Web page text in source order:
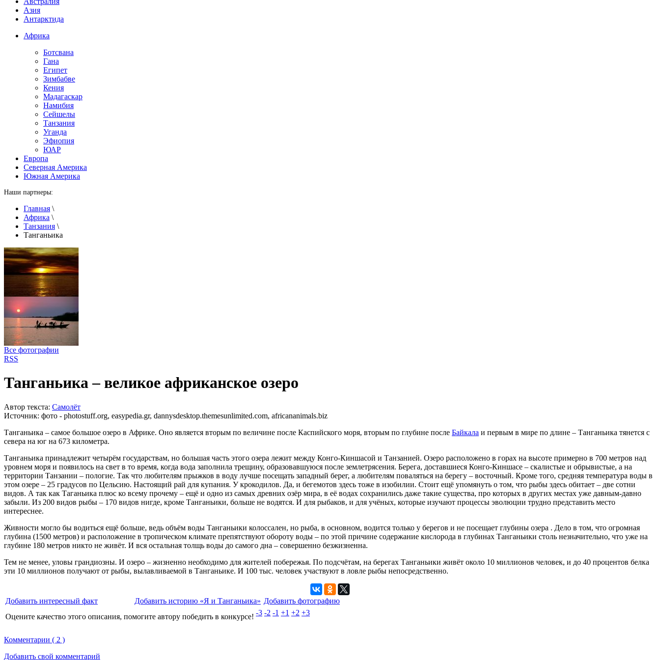
Азия
Антарктида
Африка
Ботсвана
Гана
Египет
Зимбабве
Кения
Мадагаскар
Намибия
Сейшелы
Танзания
Уганда
Эфиопия
ЮАР
Европа
Северная Америка
Южная Америка
Наши партнеры:
Главная \
Африка \
Танзания \
Танганьика
Все фотографии
RSS
Танганьика – великое африканское озеро
Автор текста: Самолёт
Источник: фото - photostuff.org, easypedia.gr, dannysdesktop.themesunlimited.com, africananimals.biz
Танганьика – самое большое озеро в Африке. Оно является вторым по величине после Каспийского моря, вторым по глубине после Байкала и первым в мире по длине – Танганьика тянется с
севера на юг на 673 километра.
Танганьика принадлежит четырём государствам, но большая часть этого озера лежит между Конго-Киншасой и Танзанией. Озеро расположено в горах на высоте примерно в 700 метров над
уровнем моря и появилось на свет в то время, когда вода заполнила трещину, образовавшуюся после землетрясения. Берега, доставшиеся Конго-Киншасе – скалистые и обрывистые, а на
территории Танзании – пологие. Так что любителям прыжков в воду лучше посещать западный берег, а любителям поваляться на берегу – восточный. Кроме того, средняя температура воды в
этом озере – 25 градусов по Цельсию. Настоящий рай для купания. У крокодилов. Да, и бегемотов здесь тоже в изобилии. Стоит ещё упомянуть о том, что рыбы здесь обитает – две сотни
видов. А так как Таганьика плюс ко всему прочему – ещё и одно из самых древних озёр мира, в её водах сохранились даже такие существа, про которых в других местах уже давным-давно
забыли. Из 200 видов рыбы – 170 видов нигде, кроме Танганьики, больше не водятся. И для рыбаков, и для учёных, которые изучают процессы эволюции трудно представить место
интереснее.
Живности могло бы водиться ещё больше, ведь объём воды Танганьики колоссален, но рыба, в основном, водится только у берегов и не посещает глубины озера . Дело в том, что огромная
глубина (1500 метров) и расположение в тропическом климате препятствуют обороту воды – по этой причине содержание кислорода в глубинах Танганьики столь незначительно, что уже на
глубине 180 метров никто не живёт. И вся остальная толщь воды до самого дна – совершенно безжизненна.
Тем не менее, уловы грандиозны. И озеро – жизненно необходимо для жителей побережья. По подсчётам, на берегах Танганьики живёт около 10 миллионов человек, и до 40 процентов белка
эти 10 миллионов получают от рыбы, вылавливаемой в Танганьике. И 100 тыс. человек участвуют в ловле рыбы непосредственно.
Добавить интересный факт Добавить историю «Я и Танганьика» Добавить фотографию
Оцените качество этого описания, помогите автору победить в конкурсе! -3 -2 -1 +1 +2 +3
Комментарии ( 2 )
Добавить свой комментарий